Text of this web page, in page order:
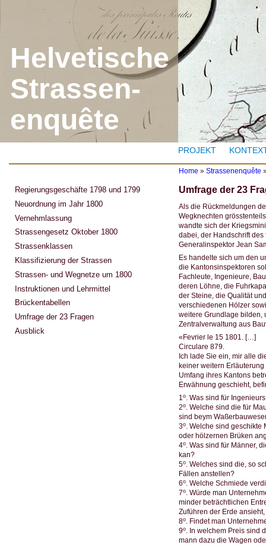
Helvetische
Strassen-
enquête
PROJEKT
Y
o
u
a
r
e
h
e
r
e
Home » Strassenenquête
Umfrage der 23
Als die Rückmeldungen
Wegknechten
wandte sich der
dabei, der Handschrift des
Generalinspektor Jean
Es handelte sich um den
die Kantonsinspektoren
Fachleute, Ingenieure,
deren Löhne, die
der Steine, die Qualität
verschiedenen Hölzer
weitere Grundlage bilden,
Zentralverwaltung aus
«Fevrier le 15
Circulare 879.
Ich lade Sie ein, mir alle
keiner weitern
Umfang ihres Kantons
Erwähnung geschieht,
1o. Was sind für
2o. Welche sind die für
sind beym
3o. Welche sind geschikte
oder hölzernen Brüken
4o. Was sind für Männer,
kan?
5o. Welches sind die, so
Fällen anstellen?
6o. Welche Schmiede
7o. Würde man
minder beträchtlichen
Zuführen der Erde
8o. Findet man
9o. In welchem Preis sind
mann dazu die Wagen
Regierungsgeschäfte 1798 und 1799
Neuordnung im Jahr 1800
Vernehmlassung
Strassengesetz Oktober 1800
Strassenklassen
Klassifizierung der Strassen
Strassen- und Wegnetze um 1800
Instruktionen und Lehrmittel
Brückentabellen
Umfrage der 23 Fragen
Ausblick